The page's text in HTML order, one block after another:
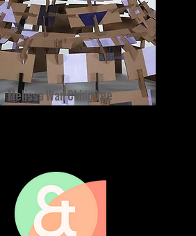
Melissa Wan Ching Yee